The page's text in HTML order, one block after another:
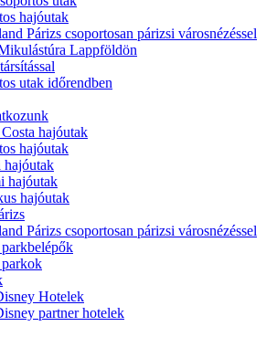
hajóutak
Párizs csoportosan párizsi városnézéssel
Lappföldön
utak időrendben
hajóutak
hajóutak
hajóutak
hajóutak
hajóutak
Párizs csoportosan párizsi városnézéssel
Hotelek
partner hotelek